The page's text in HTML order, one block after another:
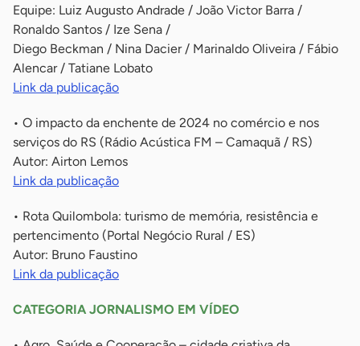
Equipe: Luiz Augusto Andrade / João Victor Barra /
Ronaldo Santos / Ize Sena /
Diego Beckman / Nina Dacier / Marinaldo Oliveira / Fábio
Alencar / Tatiane Lobato
Link da publicação
• O impacto da enchente de 2024 no comércio e nos
serviços do RS (Rádio Acústica FM – Camaquã / RS)
Autor: Airton Lemos
Link da publicação
• Rota Quilombola: turismo de memória, resistência e
pertencimento (Portal Negócio Rural / ES)
Autor: Bruno Faustino
Link da publicação
CATEGORIA JORNALISMO EM VÍDEO